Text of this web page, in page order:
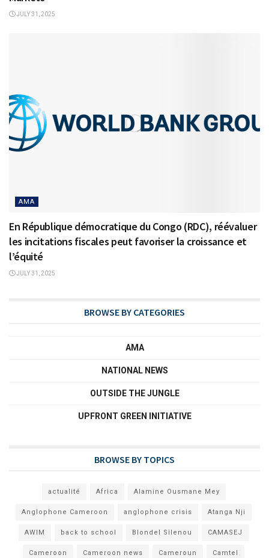
JULY 31, 2025
AMA
En République démocratique du Congo (RDC), réévaluer
les incitations fiscales peut favoriser la croissance et
l’équité
JULY 31, 2025
BROWSE BY CATEGORIES
AMA
NATIONAL NEWS
OUTSIDE THE JUNGLE
UPFRONT GREEN INITIATIVE
BROWSE BY TOPICS
actualité Africa Alamine Ousmane Mey
Anglophone Cameroon anglophone crisis Atanga Nji
AWIM back to school Blondel Silenou CAMASEJ
Cameroon Cameroon news Cameroun Camtel